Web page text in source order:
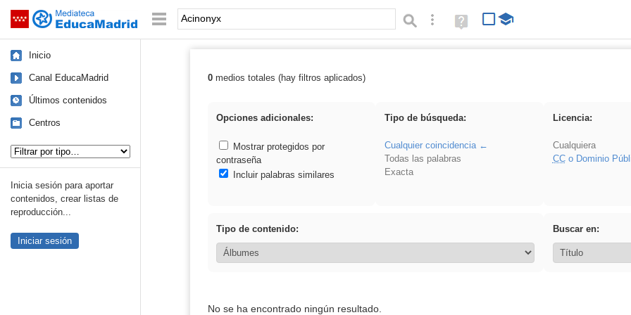
Saltar navegación Palabra o frase: Búsqueda avanzada
Ayuda
(en
Inicio
Canal EducaMadrid
Últimos contenidos
Centros
Inicia sesión para aportar
contenidos, crear listas de
reproducción...
Iniciar sesión
Resultados de: Acinonyx
0medios totales (hay filtros aplicados)
Opciones adicionales:
Mostrar protegidos por
contraseña
Incluir palabras similares
Tipo de búsqueda:
Cualquier coincidencia
Todas las palabras
Exacta
Licencia:
Cualquiera
CCo Dominio
Tipo de contenido: Buscar en:
No se ha encontrado ningún resultado.